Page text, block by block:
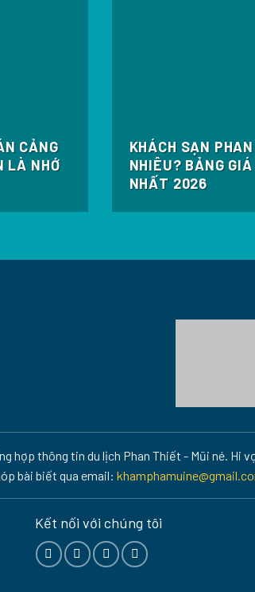
CẢNG
LÀ NHỚ
KHÁCH SẠN
NHIÊU? BẢNG
NHẤT 2026
hợp thông tin du lịch Phan Thiết - Mũi né. Hi
bài biết qua email:
Kết nối với chúng tôi